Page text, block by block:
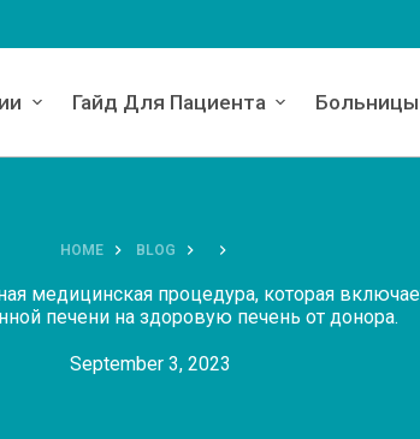
Гайд Для Пациента Больницы
HOME BLOG
медицинская процедура, которая
печени на здоровую печень от донора.
September 3, 2023